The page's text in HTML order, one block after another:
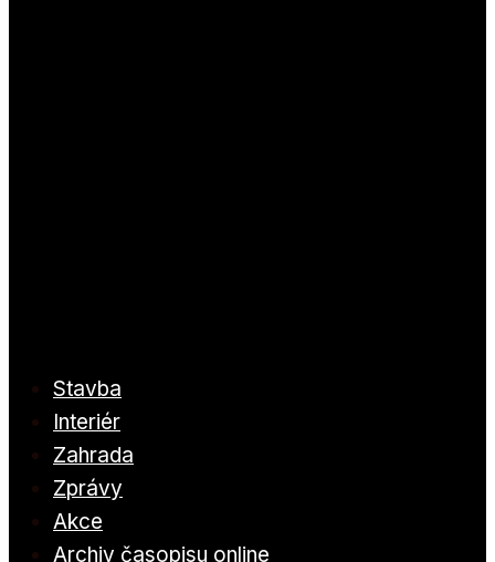
Stavba
Interiér
Zahrada
Zprávy
Akce
Archiv časopisu online